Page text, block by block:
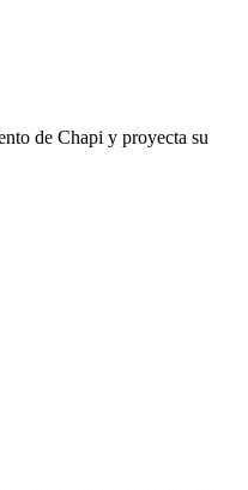
de Chapi y proyecta su